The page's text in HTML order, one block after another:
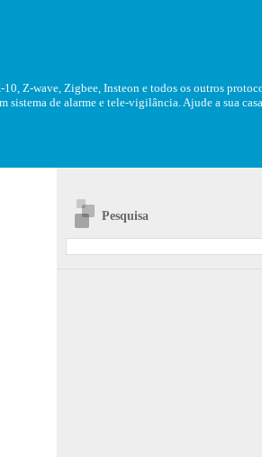
Z-wave, Zigbee, Insteon e todos os outros
sistema de alarme e tele-vigilância. Ajude a sua
Pesquisa